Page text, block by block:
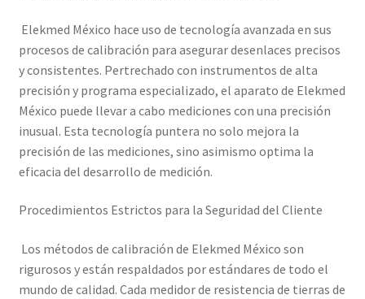
Medidor de tierras con certificado de calibración
Mi cuenta
Multímetro con certificado de calibración
Nuestra Misión en Elekmed México
Productos calibrados con certificado de Calibración
Servicios de calibración eléctrica
Elekmed México hace uso de tecnología avanzada en sus
procesos de calibración para asegurar desenlaces precisos
y consistentes. Pertrechado con instrumentos de alta
precisión y programa especializado, el aparato de Elekmed
México puede llevar a cabo mediciones con una precisión
inusual. Esta tecnología puntera no solo mejora la
precisión de las mediciones, sino asimismo optima la
eficacia del desarrollo de medición.
Procedimientos Estrictos para la Seguridad del Cliente
Los métodos de calibración de Elekmed México son
rigurosos y están respaldados por estándares de todo el
mundo de calidad. Cada medidor de resistencia de tierras de